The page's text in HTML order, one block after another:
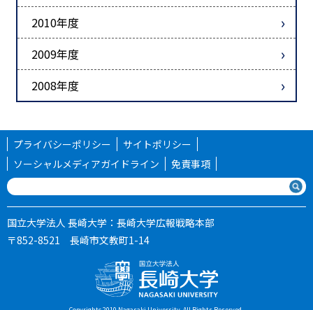
2010年度
2009年度
2008年度
プライバシーポリシー
サイトポリシー
ソーシャルメディアガイドライン
免責事項
国立大学法人 長崎大学：長崎大学広報戦略本部
〒852-8521 長崎市文教町1-14